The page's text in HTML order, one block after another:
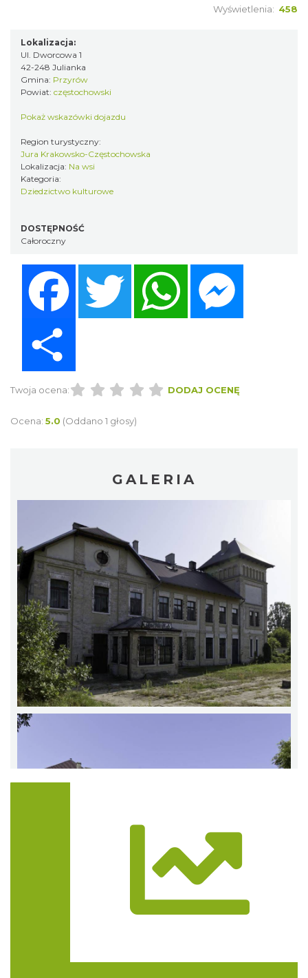
Wyświetlenia: 458
Lokalizacja:
Ul. Dworcowa 1
42-248 Julianka
Gmina: Przyrów
Powiat: częstochowski
Pokaż wskazówki dojazdu
Region turystyczny:
Jura Krakowsko-Częstochowska
Lokalizacja: Na wsi
Kategoria:
Dziedzictwo kulturowe
DOSTĘPNOŚĆ
Całoroczny
Twitter WhatsApp
Twoja ocena: DODAJ OCENĘ
Ocena: 5.0 (Oddano 1 głosy)
GALERIA
Trasa